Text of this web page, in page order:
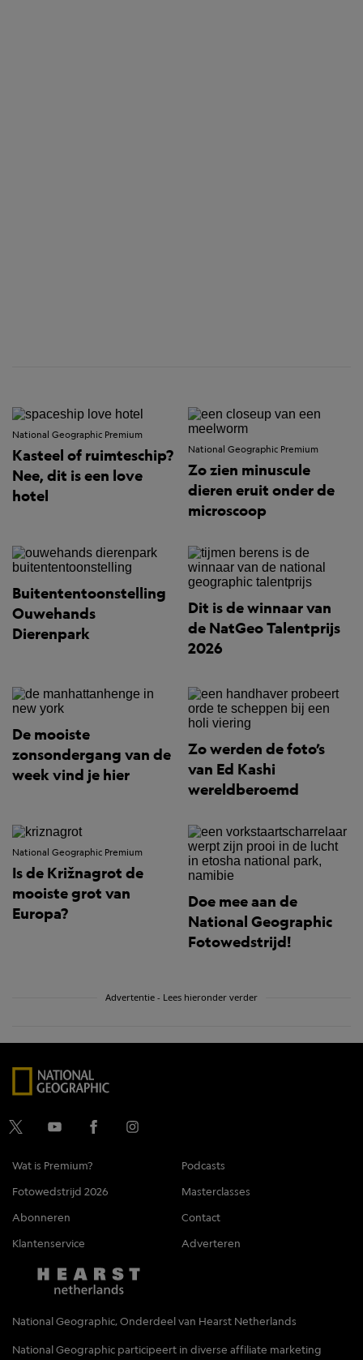
National Geographic Premium
Kasteel of ruimteschip?
Nee, dit is een love
hotel
National Geographic Premium
Zo zien minuscule
dieren eruit onder de
microscoop
Buitententoonstelling
Ouwehands
Dierenpark
Dit is de winnaar van
de NatGeo Talentprijs
2026
De mooiste
zonsondergang van de
week vind je hier
Zo werden de foto’s
van Ed Kashi
wereldberoemd
National Geographic Premium
Is de Križnagrot de
mooiste grot van
Europa?
Doe mee aan de
National Geographic
Fotowedstrijd!
Advertentie - Lees hieronder verder
Wat is Premium?
Podcasts
Fotowedstrijd 2026
Masterclasses
Abonneren
Contact
Klantenservice
Adverteren
National Geographic, Onderdeel van Hearst Netherlands
National Geographic participeert in diverse affiliate marketing